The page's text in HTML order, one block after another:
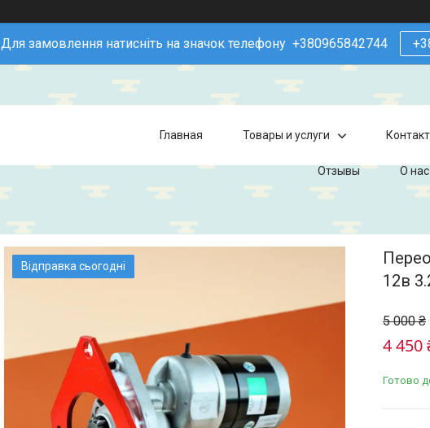
Для замовлення натисніть на значок телефону +380965842744
Главная Товары и услуги
Отзывы О нас
Відправка сьогодні
12в
5 000 ₴
4 450
Готово